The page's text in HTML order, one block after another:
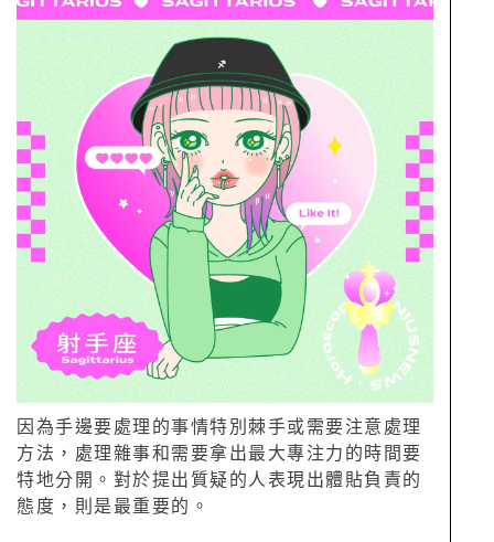
因為手邊要處理的事情特別棘手或需要注意處理
方法，處理雜事和需要拿出最大專注力的時間要
特地分開。對於提出質疑的人表現出體貼負責的
態度，則是最重要的。